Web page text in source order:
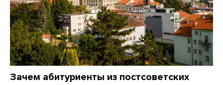
Зачем абитуриенты из постсоветских